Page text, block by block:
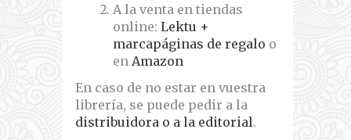
A la venta en tiendas
online: Lektu +
marcapáginas de regalo o
en Amazon
En caso de no estar en vuestra
librería, se puede pedir a la
distribuidora o a la editorial.